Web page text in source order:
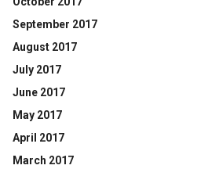
September 2017
August 2017
July 2017
June 2017
May 2017
April 2017
March 2017